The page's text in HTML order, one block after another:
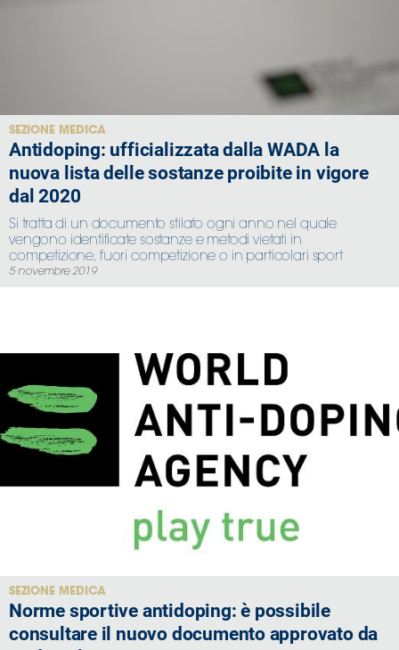
SEZIONE MEDICA
Antidoping: ufficializzata dalla WADA la
nuova lista delle sostanze proibite in vigore
dal 2020
Si tratta di un documento stilato ogni anno nel quale
vengono identificate sostanze e metodi vietati in
competizione, fuori competizione o in particolari sport
5 novembre 2019
SEZIONE MEDICA
Norme sportive antidoping: è possibile
consultare il nuovo documento approvato da